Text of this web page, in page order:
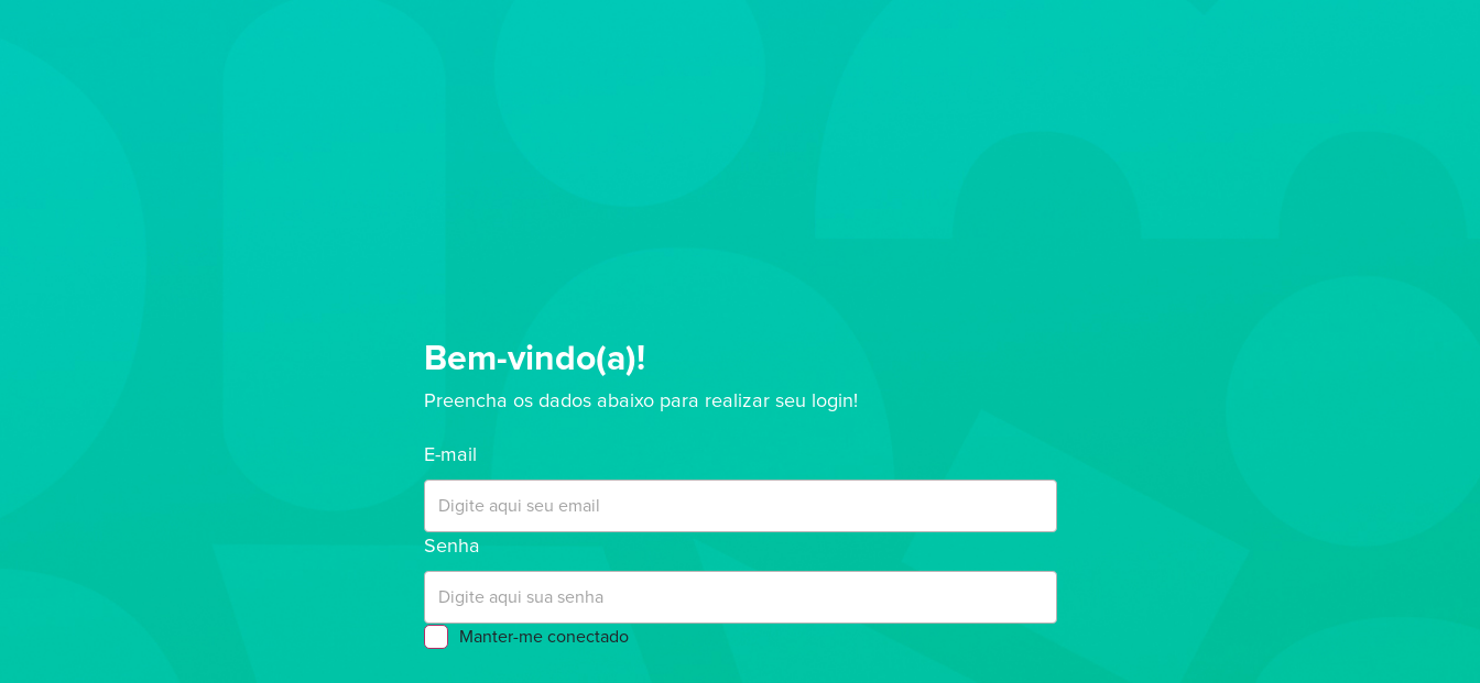
Bem-vindo(a)!
Preencha os dados abaixo para realizar seu login!
E-mail
Senha
Manter-me conectado